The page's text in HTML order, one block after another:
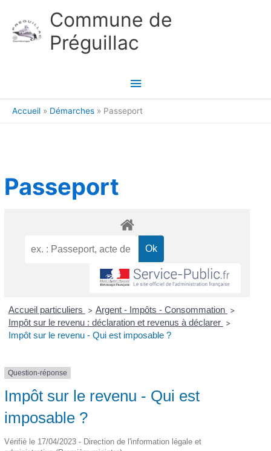
Commune de
Préguillac
Menu
principal
Accueil Démarches Passeport
Passeport
Accueil particuliers > Argent - Impôts - Consommation >
Impôt sur le revenu : déclaration et revenus à déclarer >
Impôt sur le revenu - Qui est imposable ?
Question-réponse
Impôt sur le revenu - Qui est
imposable ?
Vérifié le 17/04/2023 - Direction de l'information légale et